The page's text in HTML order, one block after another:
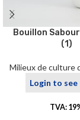
Bouillon
(1)
Milieux de culture
Login to see
TVA: